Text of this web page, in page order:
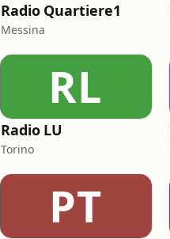
Radio Quartiere1
Messina
RL
Radio LU
Torino
PT